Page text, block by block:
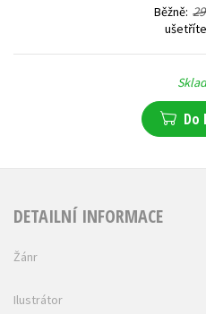
Běžně
Do
DETAILNÍ INFORMACE
Žánr
Ilustrátor